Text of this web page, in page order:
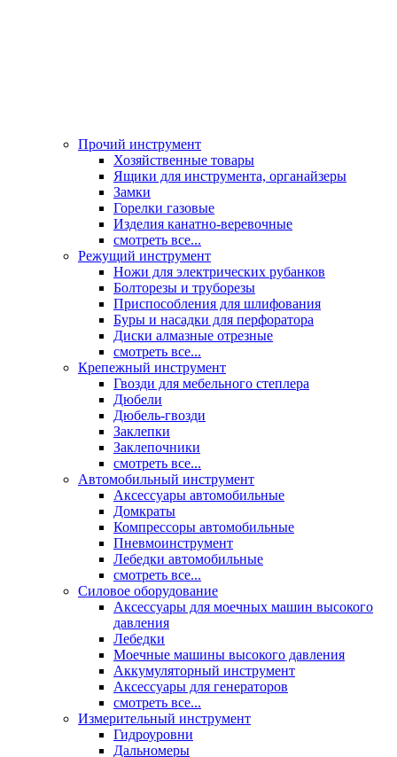
Прочий инструмент
Хозяйственные товары
Ящики для инструмента, органайзеры
Замки
Горелки газовые
Изделия канатно-веревочные
смотреть все...
Режущий инструмент
Ножи для электрических рубанков
Болторезы и труборезы
Приспособления для шлифования
Буры и насадки для перфоратора
Диски алмазные отрезные
смотреть все...
Крепежный инструмент
Гвозди для мебельного степлера
Дюбели
Дюбель-гвозди
Заклепки
Заклепочники
смотреть все...
Автомобильный инструмент
Аксессуары автомобильные
Домкраты
Компрессоры автомобильные
Пневмоинструмент
Лебедки автомобильные
смотреть все...
Силовое оборудование
Аксессуары для моечных машин высокого
давления
Лебедки
Моечные машины высокого давления
Аккумуляторный инструмент
Аксессуары для генераторов
смотреть все...
Измерительный инструмент
Гидроуровни
Дальномеры